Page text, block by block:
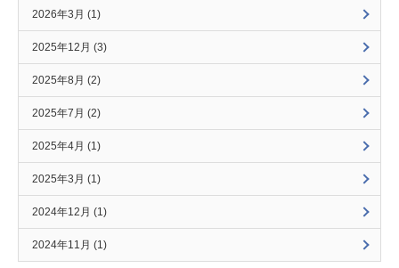
2026年3月 (1)
2025年12月 (3)
2025年8月 (2)
2025年7月 (2)
2025年4月 (1)
2025年3月 (1)
2024年12月 (1)
2024年11月 (1)